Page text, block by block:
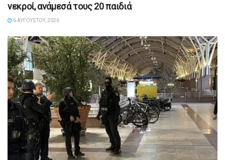
νεκροί, ανάμεσά τους 20 παιδιά
6 ΑΥΓΟΎΣΤΟΥ, 2026